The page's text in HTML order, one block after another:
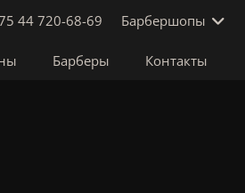
44 720-68-69 Барбершопы
Барберы Контакты